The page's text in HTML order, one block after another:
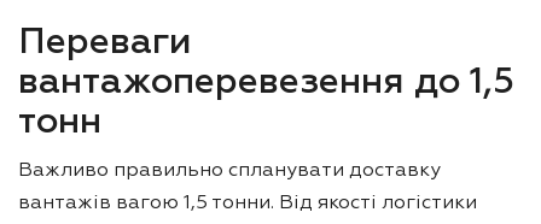
Переваги
вантажоперевезення до 1,5
тонн
Важливо правильно спланувати доставку
вантажів вагою 1,5 тонни. Від якості логістики